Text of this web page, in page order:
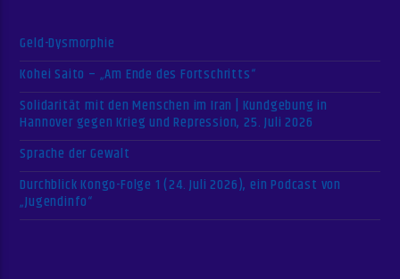
Geld-Dysmorphie
Kohei Saito – „Am Ende des Fortschritts“
Solidarität mit den Menschen im Iran | Kundgebung in
Hannover gegen Krieg und Repression, 25. Juli 2026
Sprache der Gewalt
Durchblick Kongo-Folge 1 (24. Juli 2026), ein Podcast von
„Jugendinfo“